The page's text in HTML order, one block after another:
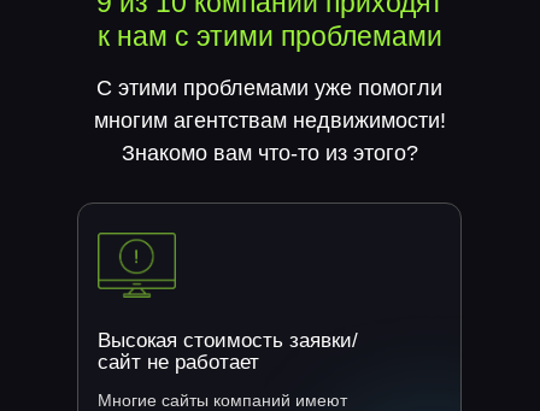
к нам с этими проблемами
С этими проблемами уже помогли
многим агентствам недвижимости!
Знакомо вам что-то из этого?
Многие сайты компаний имеют
Высокая стоимость заявки/
сайт не работает